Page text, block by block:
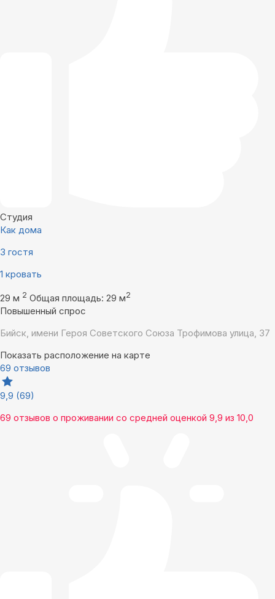
Студия
Как дома
3 гостя
1 кровать
29 м 2 Общая площадь: 29 м2
Повышенный спрос
Бийск, имени Героя Советского Союза Трофимова улица, 37
Показать расположение на карте
69 отзывов
9,9 (69)
69 отзывов о проживании со средней оценкой 9,9 из 10,0